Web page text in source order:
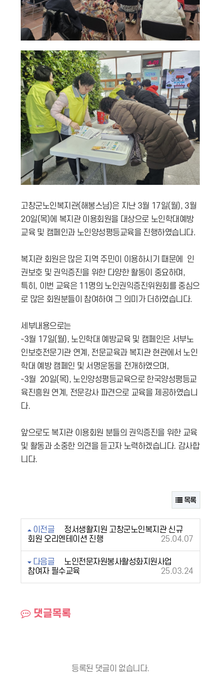
고창군노인복지관(해봉스님)은 지난 3월 17일(월), 3월
20일(목)에 복지관 이용회원을 대상으로 노인학대예방
교육 및 캠페인과 노인양성평등교육을 진행하였습니다.
복지관 회원은 많은 지역 주민이 이용하시기 때문에 인
권보호 및 권익증진을 위한 다양한 활동이 중요하며,
특히, 이번 교육은 11명의 노인권익증진위원회를 중심으
로 많은 회원분들이 참여하여 그 의미가 더하였습니다.
세부내용으로는
-3월 17일(월), 노인학대 예방교육 및 캠페인은 서부노
인보호전문기관 연계, 전문교육과 복지관 현관에서 노인
학대 예방 캠페인 및 서명운동을 전개하였으며,
-3월 20일(목), 노인양성평등교육으로 한국양성평등교
육진흥원 연계, 전문강사 파견으로 교육을 제공하였습니
다.
앞으로도 복지관 이용회원 분들의 권익증진을 위한 교육
및 활동과 소중한 의견을 듣고자 노력하겠습니다. 감사합
니다.
목록
이전글
정서생활지원 고창군노인복지관 신규
회원 오리엔테이션 진행
25.04.07
다음글
노인전문자원봉사활성화지원사업
참여자 필수교육
25.03.24
댓글목록
등록된 댓글이 없습니다.